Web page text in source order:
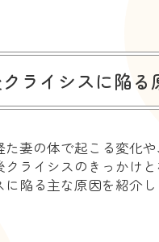
ライシスに陥る
た妻の体で起こる変化
ライシスのきっかけと
陥る主な原因を紹介し